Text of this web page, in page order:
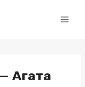
Агата